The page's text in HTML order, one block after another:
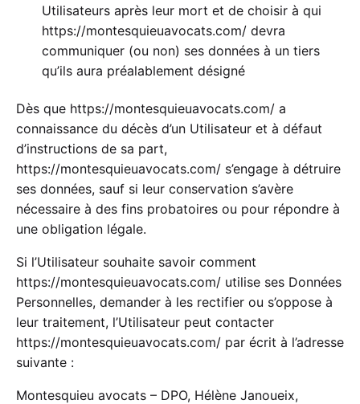
Utilisateurs après leur mort et de choisir à qui
https://montesquieuavocats.com/ devra
communiquer (ou non) ses données à un tiers
qu’ils aura préalablement désigné
Dès que https://montesquieuavocats.com/ a
connaissance du décès d’un Utilisateur et à défaut
d’instructions de sa part,
https://montesquieuavocats.com/ s’engage à détruire
ses données, sauf si leur conservation s’avère
nécessaire à des fins probatoires ou pour répondre à
une obligation légale.
Si l’Utilisateur souhaite savoir comment
https://montesquieuavocats.com/ utilise ses Données
Personnelles, demander à les rectifier ou s’oppose à
leur traitement, l’Utilisateur peut contacter
https://montesquieuavocats.com/ par écrit à l’adresse
suivante :
Montesquieu avocats – DPO, Hélène Janoueix,